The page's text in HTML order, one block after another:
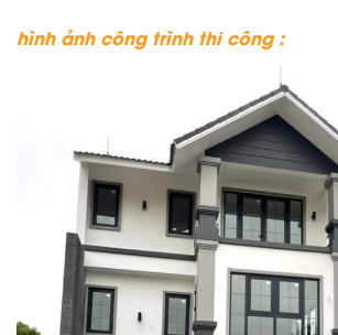
hình ảnh công trình thi công :